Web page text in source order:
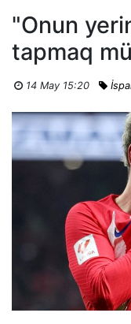
"Onun
tapmaq
14 May 15:20